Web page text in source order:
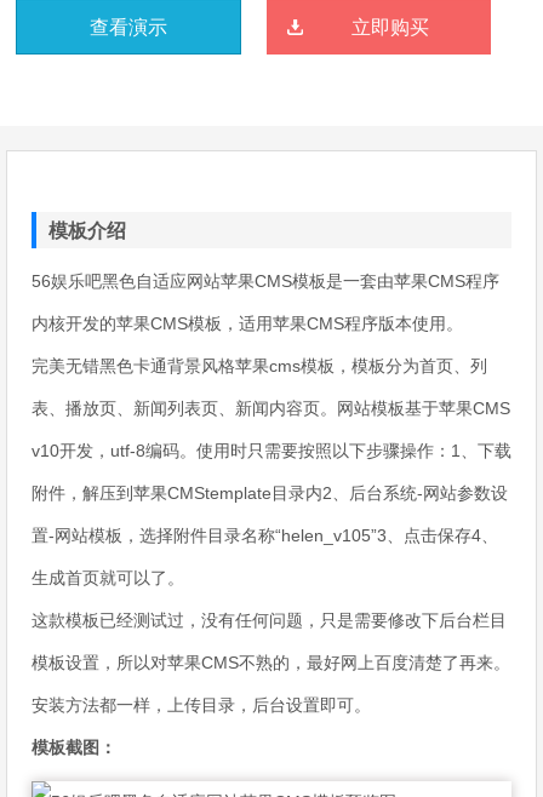
查看演示 立即购买
模板介绍
56娱乐吧黑色自适应网站苹果CMS模板是一套由苹果CMS程序
内核开发的苹果CMS模板，适用苹果CMS程序版本使用。
完美无错黑色卡通背景风格苹果cms模板，模板分为首页、列
表、播放页、新闻列表页、新闻内容页。网站模板基于苹果CMS
v10开发，utf-8编码。使用时只需要按照以下步骤操作：1、下载
附件，解压到苹果CMStemplate目录内2、后台系统-网站参数设
置-网站模板，选择附件目录名称“helen_v105”3、点击保存4、
生成首页就可以了。
这款模板已经测试过，没有任何问题，只是需要修改下后台栏目
模板设置，所以对苹果CMS不熟的，最好网上百度清楚了再来。
安装方法都一样，上传目录，后台设置即可。
模板截图：